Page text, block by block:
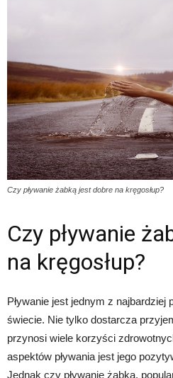
Czy pływanie żabką jest dobre na kręgosłup?
Czy pływanie
na kręgosłup?
Pływanie jest jednym z najbardziej
świecie. Nie tylko dostarcza
przynosi wiele korzyści
aspektów pływania jest jego
Jednak czy pływanie żabką,